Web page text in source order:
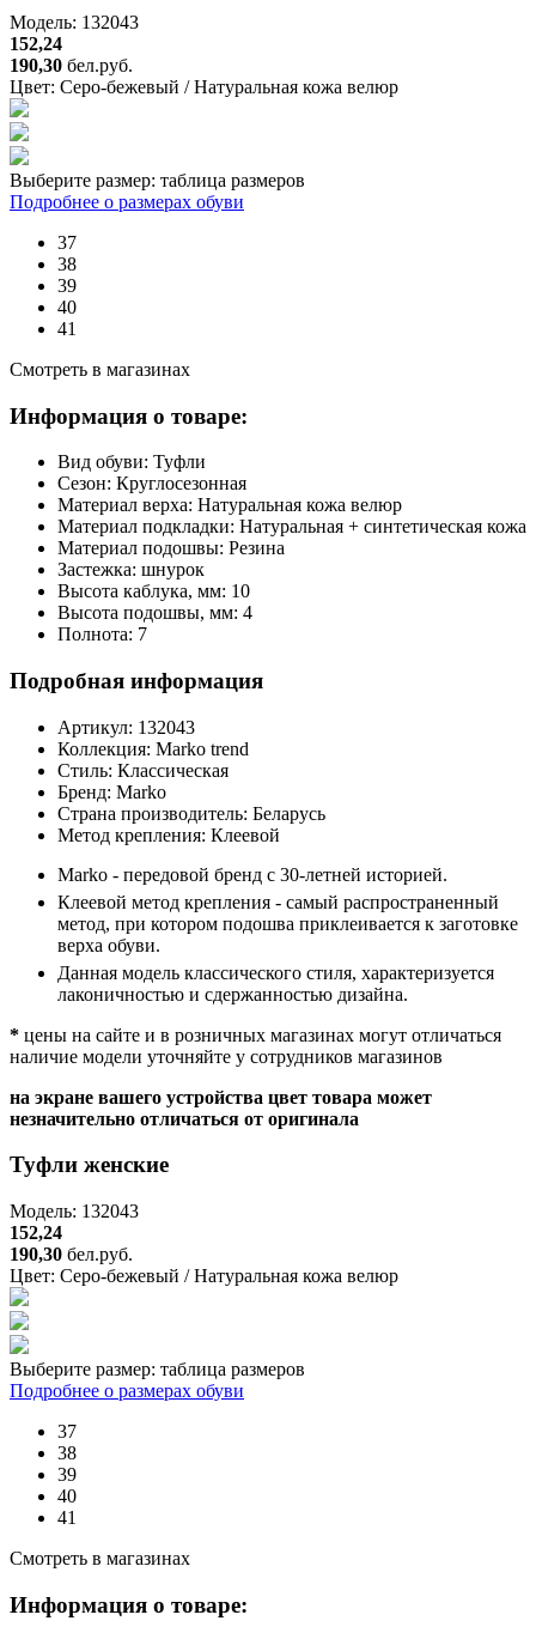
Модель: 132043
152,24
190,30 бел.руб.
Цвет: Серо-бежевый / Натуральная кожа велюр
Выберите размер: таблица размеров
Подробнее о размерах обуви
37
38
39
40
41
Смотреть в магазинах
Информация о товаре:
Вид обуви: Туфли
Сезон: Круглосезонная
Материал верха: Натуральная кожа велюр
Материал подкладки: Натуральная + синтетическая кожа
Материал подошвы: Резина
Застежка: шнурок
Высота каблука, мм: 10
Высота подошвы, мм: 4
Полнота: 7
Подробная информация
Артикул: 132043
Коллекция: Marko trend
Стиль: Классическая
Бренд: Marko
Страна производитель: Беларусь
Метод крепления: Клеевой
Marko - передовой бренд с 30-летней историей.
Клеевой метод крепления - самый распространенный
метод, при котором подошва приклеивается к заготовке
верха обуви.
Данная модель классического стиля, характеризуется
лаконичностью и сдержанностью дизайна.
* цены на сайте и в розничных магазинах могут отличаться
наличие модели уточняйте у сотрудников магазинов
на экране вашего устройства цвет товара может
незначительно отличаться от оригинала
Туфли женские
Модель: 132043
152,24
190,30 бел.руб.
Цвет: Серо-бежевый / Натуральная кожа велюр
Выберите размер: таблица размеров
Подробнее о размерах обуви
37
38
39
40
41
Смотреть в магазинах
Информация о товаре: